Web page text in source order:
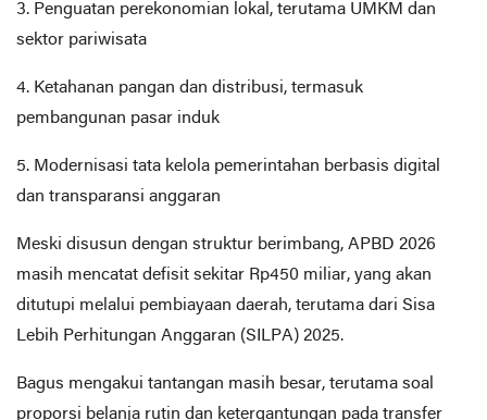
3. Penguatan perekonomian lokal, terutama UMKM dan
sektor pariwisata
4. Ketahanan pangan dan distribusi, termasuk
pembangunan pasar induk
5. Modernisasi tata kelola pemerintahan berbasis digital
dan transparansi anggaran
Meski disusun dengan struktur berimbang, APBD 2026
masih mencatat defisit sekitar Rp450 miliar, yang akan
ditutupi melalui pembiayaan daerah, terutama dari Sisa
Lebih Perhitungan Anggaran (SILPA) 2025.
Bagus mengakui tantangan masih besar, terutama soal
proporsi belanja rutin dan ketergantungan pada transfer